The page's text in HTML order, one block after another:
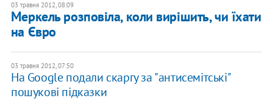
03 травня 2012, 08:09
Меркель розповіла, коли вирішить, чи їхати
на Євро
03 травня 2012, 07:50
На Google подали скаргу за "антисемітські"
пошукові підказки